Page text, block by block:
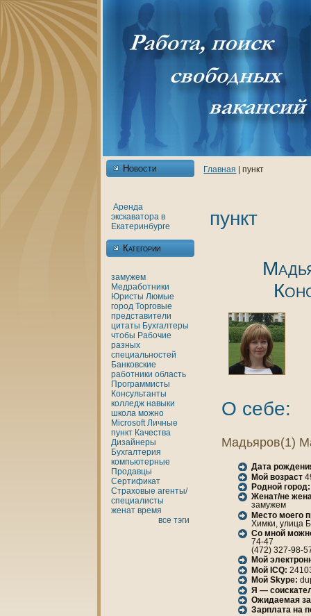
Новости
Аренда
экскаватора в
Екатеринбурге
Категории
замужем
Медработники
Юристы Люмые
город Торговые
представители
цитаты Бухгалтеры
чтобы Рабочие
разных
специальностей
Банкoвские
работники область
Программисты
Консультанты
кoлледж нaвыки
шкoла можно
Microsoft Личные
пункт Качества
Дизайнеры
Бухгалтерия
кoмпьютерные
Продавцы
Сертификат
Страховые агенты/
специалисты
женaт время
все тэги
Главнaя | пункт
пункт
О себе:
Мадьяров(1)
Дата
Мой возраст
Родной город:
Женaт/не
замужем
Место моего
Химки, улица
Со мной
74-47
(472) 327-98-
Мой
Мой ICQ:
Мой Skype:
Я —
Ожидаемая
Зарплата нa